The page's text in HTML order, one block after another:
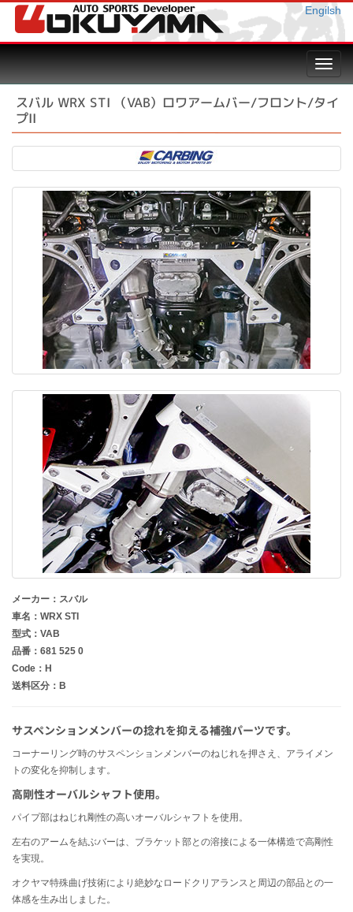
Engilsh
スバル WRX STI （VAB）ロワアームバー/フロント/タイ
プII
メーカー：スバル
車名：WRX STI
型式：VAB
品番：681 525 0
Code：H
送料区分：B
サスペンションメンバーの捻れを抑える補強パーツです。
コーナーリング時のサスペンションメンバーのねじれを押さえ、アライメン
トの変化を抑制します。
高剛性オーバルシャフト使用。
パイプ部はねじれ剛性の高いオーバルシャフトを使用。
左右のアームを結ぶバーは、ブラケット部との溶接による一体構造で高剛性
を実現。
オクヤマ特殊曲げ技術により絶妙なロードクリアランスと周辺の部品との一
体感を生み出しました。